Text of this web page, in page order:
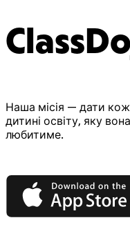
Наша місія — дати
дитині освіту, яку вона
любитиме.
App Store